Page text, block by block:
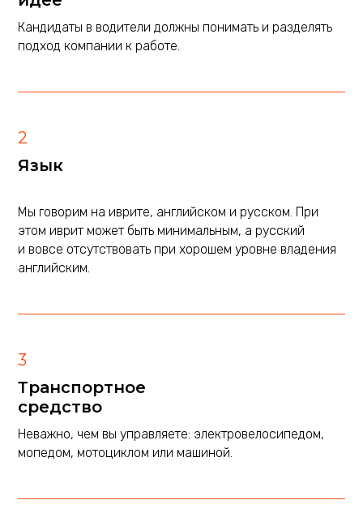
Кандидаты в водители должны понимать и разделять
подход компании к работе.
2
Язык
Мы говорим на иврите, английском и русском. При
этом иврит может быть минимальным, а русский
и вовсе отсутствовать при хорошем уровне владения
английским.
3
Транспортное
средство
Неважно, чем вы управляете: электровелосипедом,
мопедом, мотоциклом или машиной.